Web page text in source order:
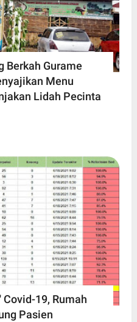
Berkah Gurame
Menu
Lidah Pecinta
19, Rumah
Pasien